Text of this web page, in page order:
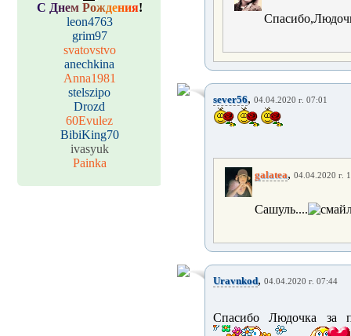
С Днем Рождения!
leon4763
grim97
svatovstvo
anechkina
Anna1981
stelszipo
Drozd
60Evulez
BibiKing70
ivasyuk
Painka
sever56, 04.04.2020 г. 07:01
galatea, 04.04.2020 г.
Сашуль....
Uravnkod, 04.04.2020 г. 07:44
Спасибо Людочка за